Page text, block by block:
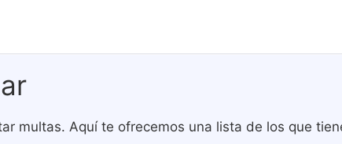
multas. Aquí te ofrecemos una lista de los que